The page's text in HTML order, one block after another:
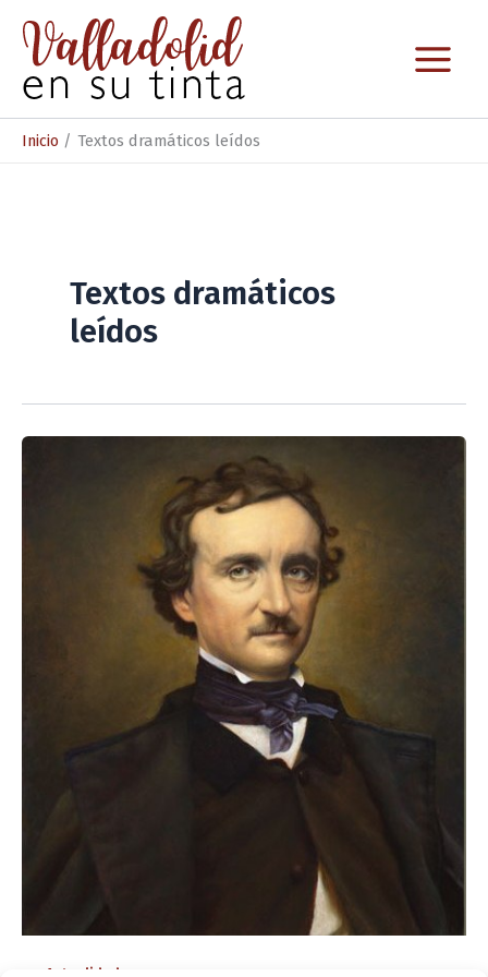
contenido
Inicio Textos dramáticos leídos
Textos dramáticos
leídos
Actualidad